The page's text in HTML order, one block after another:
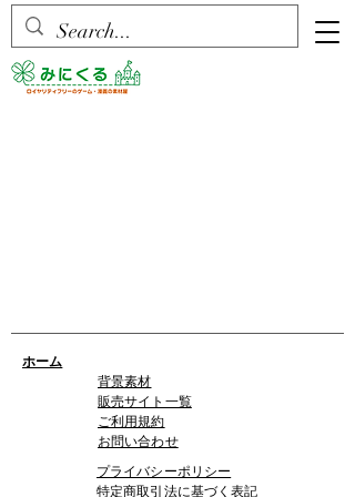
ホーム
背景素材
販売サイト一覧
ご利用規約
お問い合わせ
プライバシーポリシー
特定商取引法に基づく表記